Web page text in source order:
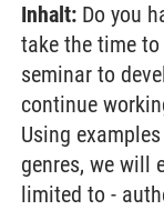
Inhalt: Do you
take the time
seminar to
continue
Using
genres, we will
limited to -